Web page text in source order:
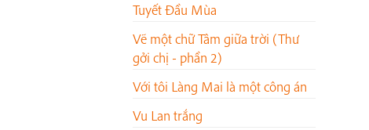
Tuyết Đầu Mùa
Vẽ một chữ Tâm giữa trời (Thư
gởi chị - phần 2)
Với tôi Làng Mai là một công án
Vu Lan trắng